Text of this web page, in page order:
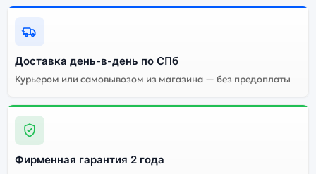
Доставка день-в-день по СПб
Курьером или самовывозом из магазина — без предоплаты
Фирменная гарантия 2 года